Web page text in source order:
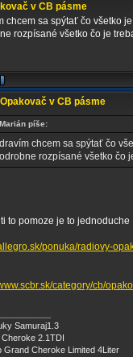
v CB pásme
chcem sa spýtať čo všetko
rozpísané všetko čo je
v CB pásme
píše:
chcem sa spýtať čo
rozpísané všetko čo
to pomoze je to jednoduche
ponuka/radiovy-
category/cb/
Samuraj1.3
Cheroke 2.1TDI
Grand Cheroke Limited 4Liter